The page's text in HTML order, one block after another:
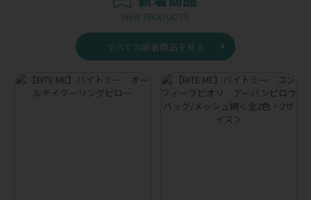
NEW PRODUCTS
すべての新着商品を見る